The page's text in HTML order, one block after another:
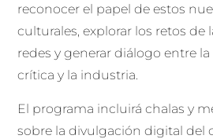
reconocer el papel de estos
culturales, explorar los retos
redes y generar diálogo entre
crítica y la industria.
El programa incluirá chalas y
sobre la divulgación digital del